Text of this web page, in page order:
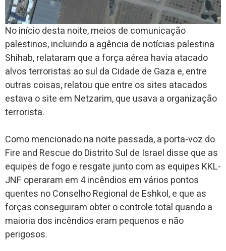
No início desta noite, meios de comunicação
palestinos, incluindo a agência de notícias palestina
Shihab, relataram que a força aérea havia atacado
alvos terroristas ao sul da Cidade de Gaza e, entre
outras coisas, relatou que entre os sites atacados
estava o site em Netzarim, que usava a organização
terrorista.
Como mencionado na noite passada, a porta-voz do
Fire and Rescue do Distrito Sul de Israel disse que as
equipes de fogo e resgate junto com as equipes KKL-
JNF operaram em 4 incêndios em vários pontos
quentes no Conselho Regional de Eshkol, e que as
forças conseguiram obter o controle total quando a
maioria dos incêndios eram pequenos e não
perigosos.